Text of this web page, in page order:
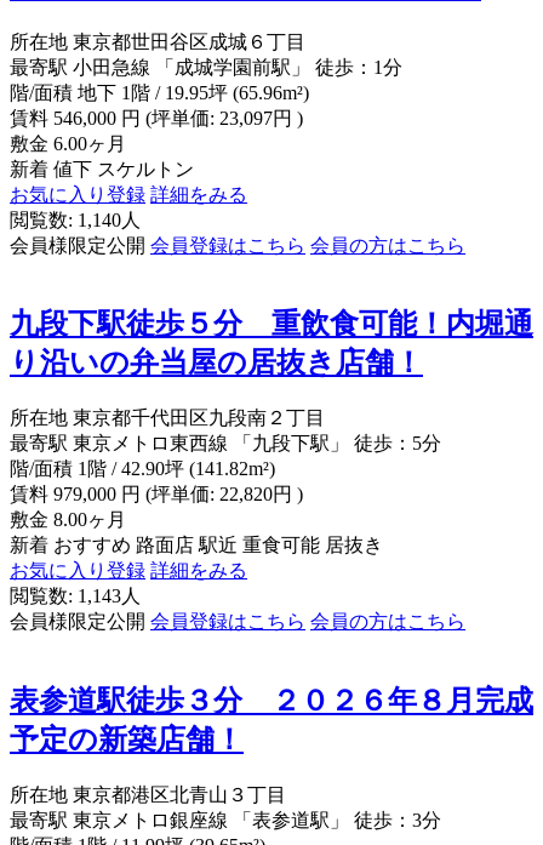
所在地 東京都世田谷区成城６丁目
最寄駅 小田急線 「成城学園前駅」 徒歩：1分
階/面積 地下 1階 / 19.95坪 (65.96m²)
賃料 546,000 円 (坪単価: 23,097円 )
敷金 6.00ヶ月
新着 値下 スケルトン
お気に入り登録 詳細をみる
閲覧数: 1,140人
会員様限定公開 会員登録はこちら 会員の方はこちら
九段下駅徒歩５分 重飲食可能！内堀通
り沿いの弁当屋の居抜き店舗！
所在地 東京都千代田区九段南２丁目
最寄駅 東京メトロ東西線 「九段下駅」 徒歩：5分
階/面積 1階 / 42.90坪 (141.82m²)
賃料 979,000 円 (坪単価: 22,820円 )
敷金 8.00ヶ月
新着 おすすめ 路面店 駅近 重食可能 居抜き
お気に入り登録 詳細をみる
閲覧数: 1,143人
会員様限定公開 会員登録はこちら 会員の方はこちら
表参道駅徒歩３分 ２０２６年８月完成
予定の新築店舗！
所在地 東京都港区北青山３丁目
最寄駅 東京メトロ銀座線 「表参道駅」 徒歩：3分